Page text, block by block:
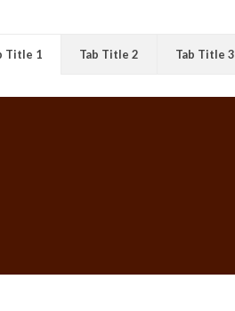
Title 1 Tab Title 2 Tab Title 3